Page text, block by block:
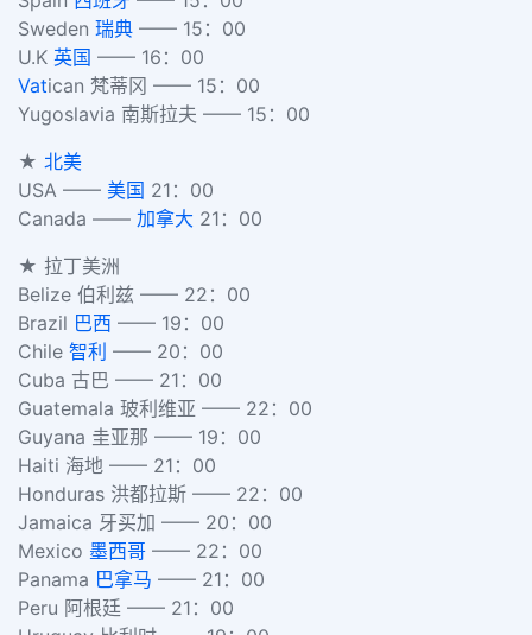
Sweden 瑞典 —— 15：00
U.K 英国 —— 16：00
Vatican 梵蒂冈 —— 15：00
Yugoslavia 南斯拉夫 —— 15：00
★ 北美
USA —— 美国 21：00
Canada —— 加拿大 21：00
★ 拉丁美洲
Belize 伯利兹 —— 22：00
Brazil 巴西 —— 19：00
Chile 智利 —— 20：00
Cuba 古巴 —— 21：00
Guatemala 玻利维亚 —— 22：00
Guyana 圭亚那 —— 19：00
Haiti 海地 —— 21：00
Honduras 洪都拉斯 —— 22：00
Jamaica 牙买加 —— 20：00
Mexico 墨西哥 —— 22：00
Panama 巴拿马 —— 21：00
Peru 阿根廷 —— 21：00